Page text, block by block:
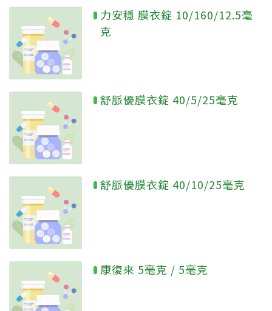
力安穩 膜衣錠 10/160/12.5毫
克
舒脈優膜衣錠 40/5/25毫克
舒脈優膜衣錠 40/10/25毫克
康復來 5毫克 / 5毫克